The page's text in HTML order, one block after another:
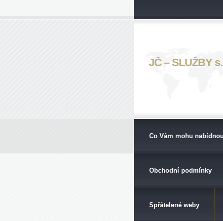
JČ – SLUŽBY
Co Vám mohu
Obchodní podmínky
Spřátelené weby